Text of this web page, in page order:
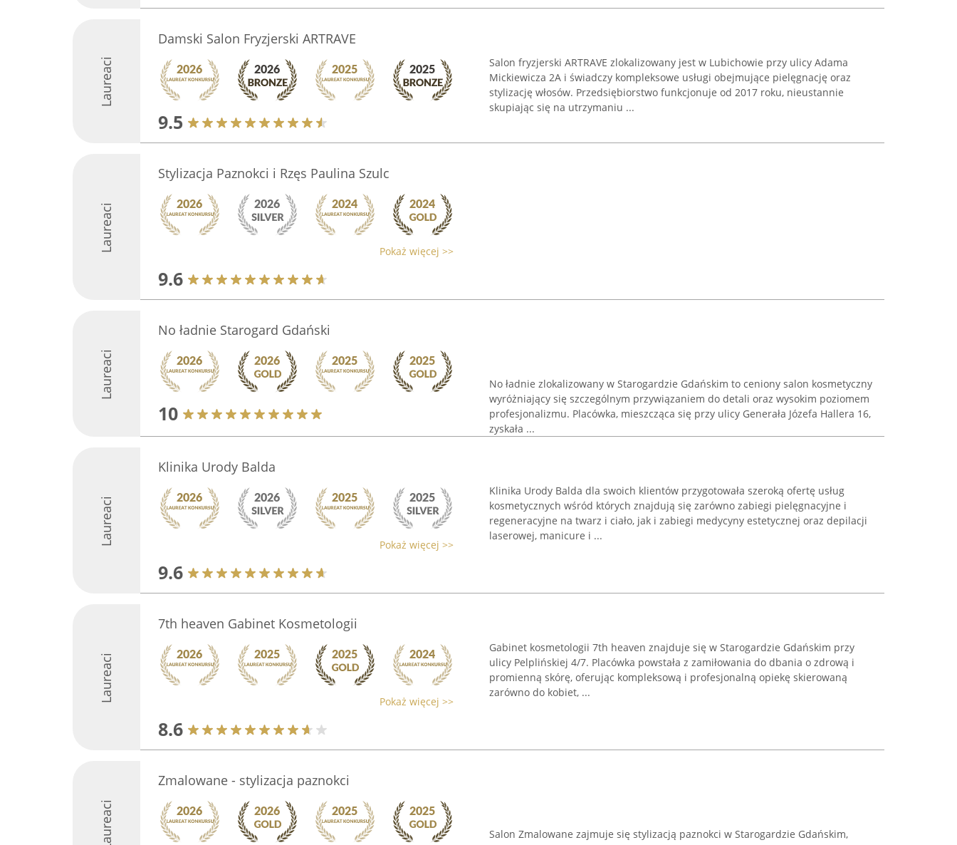
Laureaci
Damski Salon Fryzjerski ARTRAVE
9.5
Salon fryzjerski ARTRAVE zlokalizowany jest w Lubichowie przy ulicy Adama
Mickiewicza 2A i świadczy kompleksowe usługi obejmujące pielęgnację oraz
stylizację włosów. Przedsiębiorstwo funkcjonuje od 2017 roku, nieustannie
skupiając się na utrzymaniu ...
Laureaci
Stylizacja Paznokci i Rzęs Paulina Szulc
Pokaż więcej >>
9.6
Laureaci
No ładnie Starogard Gdański
10
No ładnie zlokalizowany w Starogardzie Gdańskim to ceniony salon kosmetyczny
wyróżniający się szczególnym przywiązaniem do detali oraz wysokim poziomem
profesjonalizmu. Placówka, mieszcząca się przy ulicy Generała Józefa Hallera 16,
zyskała ...
Laureaci
Klinika Urody Balda
Pokaż więcej >>
9.6
Klinika Urody Balda dla swoich klientów przygotowała szeroką ofertę usług
kosmetycznych wśród których znajdują się zarówno zabiegi pielęgnacyjne i
regeneracyjne na twarz i ciało, jak i zabiegi medycyny estetycznej oraz depilacji
laserowej, manicure i ...
Laureaci
7th heaven Gabinet Kosmetologii
Pokaż więcej >>
8.6
Gabinet kosmetologii 7th heaven znajduje się w Starogardzie Gdańskim przy
ulicy Pelplińskiej 4/7. Placówka powstała z zamiłowania do dbania o zdrową i
promienną skórę, oferując kompleksową i profesjonalną opiekę skierowaną
zarówno do kobiet, ...
Laureaci
Zmalowane - stylizacja paznokci
Salon Zmalowane zajmuje się stylizacją paznokci w Starogardzie Gdańskim,